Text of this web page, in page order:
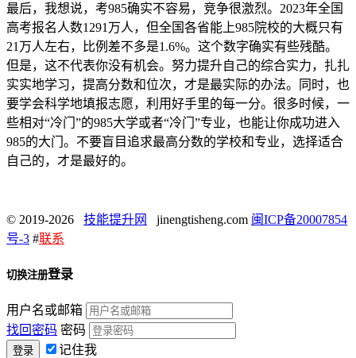
最后，我想说，考985确实不容易，竞争很激烈。2023年全国
高考报名人数1291万人，但全国各省能上985院校的大概只有
21万人左右，比例差不多是1.6%。这个数字确实有些残酷。
但是，这不代表你没有机会。努力提升自己的综合实力，扎扎
实实地学习，提高分数和位次，才是最实际的办法。同时，也
要学会科学地填报志愿，利用好手里的每一分。很多时候，一
些相对“冷门”的985大学或者“冷门”专业，也能让你成功进入
985的大门。不要盲目追求最高分数的学校和专业，选择适合
自己的，才是最好的。
© 2019-2026 技能提升网 jinengtisheng.com 闽ICP备20007854
号-3 #联系
切换注册登录
用户名或邮箱
找回密码 密码
记住我